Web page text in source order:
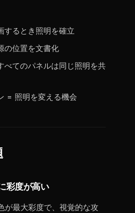
するとき照明を確立
の位置を文書化
べてのパネルは同じ照明を共
= 照明を変える機会
彩度が高い
が最大彩度で、視覚的な攻